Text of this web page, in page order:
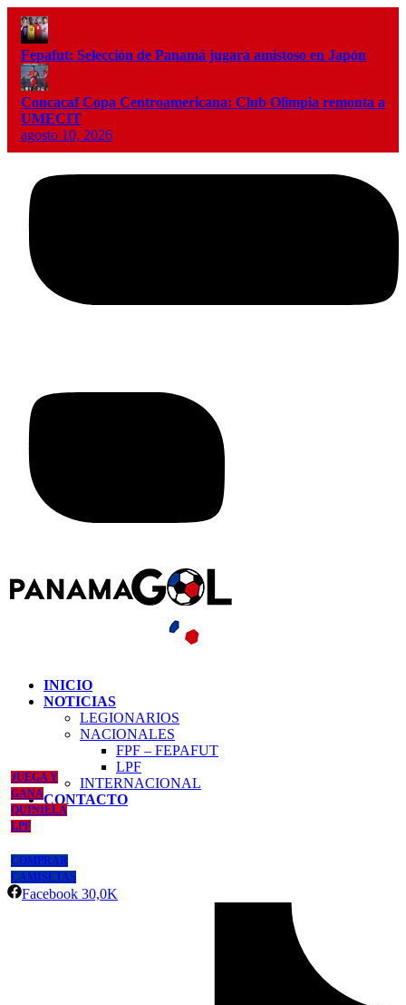
Fepafut: Selección de Panamá jugará amistoso en Japón
Concacaf Copa Centroamericana: Club Olimpia remonta a
UMECIT
agosto 10, 2026
INICIO
NOTICIAS
LEGIONARIOS
NACIONALES
FPF – FEPAFUT
LPF
INTERNACIONAL
CONTACTO
JUEGA Y
GANA
QUINIELA
LPF
COMPRAR
CAMISETAS
Facebook 30,0K